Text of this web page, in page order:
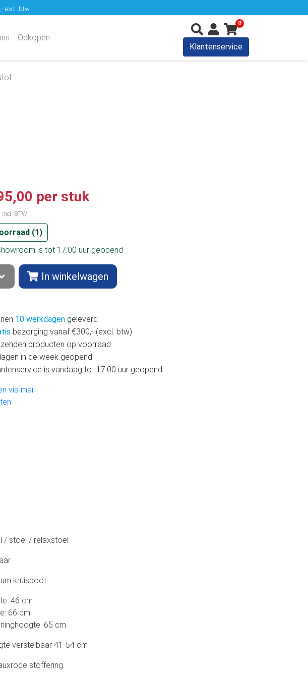
excl. btw
Opkopen
0
Klantenservice
per stuk
incl. BTW
(1)
is tot 17:00 uur geopend
In winkelwagen
10 werkdagen geleverd
bezorging vanaf €300,- (excl. btw)
producten op voorraad
in de week geopend
is vandaag tot 17:00 uur geopend
via mail
/ stoel / relaxstoel
kruispoot
46 cm
66 cm
65 cm
verstelbaar 41-54 cm
stoffering